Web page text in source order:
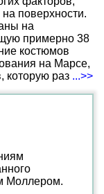
поверхности.
на
примерно 38
костюмов
на Марсе,
которую раз ...>>
Моллером.